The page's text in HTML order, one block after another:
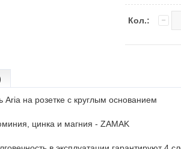
Кол.:
Aria на розетке с круглым основанием
цинка и магния - ZAMAK